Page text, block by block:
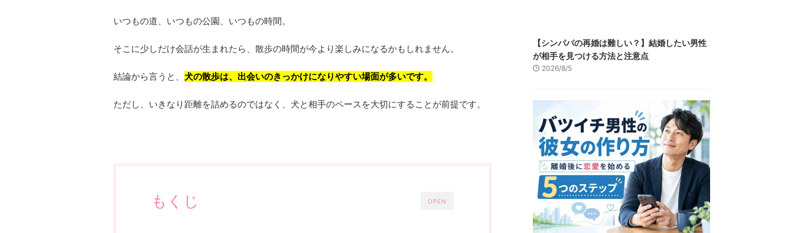
いつもの道、いつもの公園、いつもの時間。
そこに少しだけ会話が生まれたら、散歩の時間が今より楽しみになるかもしれません。
結論から言うと、 犬の散歩は、出会いのきっかけになりやすい場面が多いです。
ただし、いきなり距離を詰めるのではなく、犬と相手のペースを大切にすることが前提です。
OPEN
もくじ
【シンパパの再婚は難しい？】結婚したい男性
が相手を見つける方法と注意点
2026/8/5